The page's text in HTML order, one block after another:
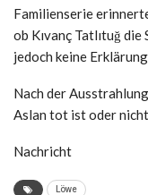
Familienserie
ob Kıvanç Tatlıtuğ
jedoch keine
Nach der
Aslan tot ist oder
Nachricht
Löwe